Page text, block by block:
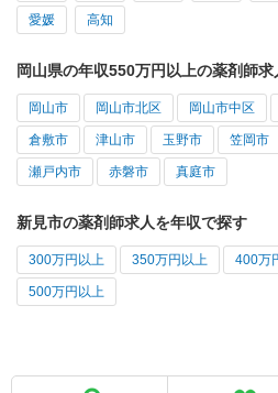
愛媛 高知
岡山県の年収550万円以上の薬剤師
岡山市 岡山市北区 岡山市中区
倉敷市 津山市 玉野市 笠岡市
瀬戸内市 赤磐市 真庭市
新見市の薬剤師求人を年収で探す
300万円以上 350万円以上 400万
500万円以上